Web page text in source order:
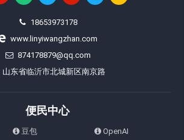
18653973178
www.linyiwangzhan.com
874178879@qq.com
山东省临沂市北城新区南京路
便民中心
豆包
OpenAI